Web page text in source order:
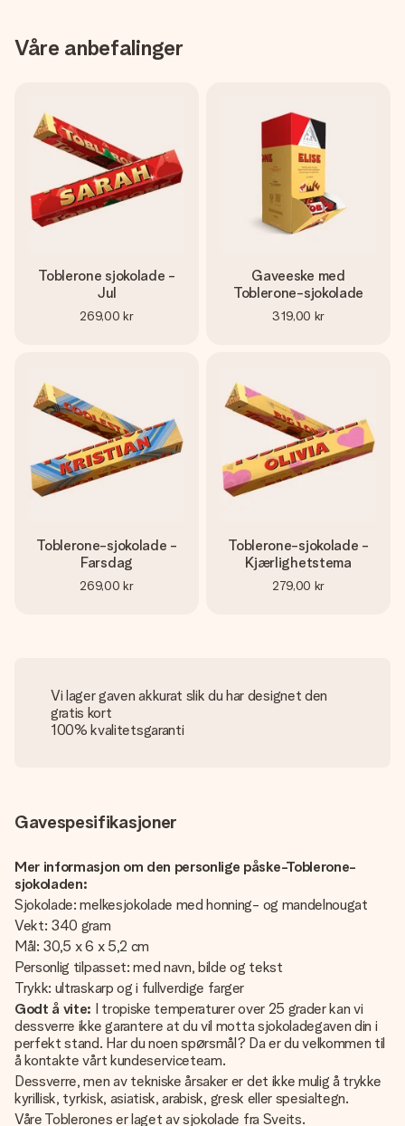
Våre anbefalinger
Toblerone sjokolade -
Jul
269,00 kr
Gaveeske med
Toblerone-sjokolade
319,00 kr
Toblerone-sjokolade -
Farsdag
269,00 kr
Toblerone-sjokolade -
Kjærlighetstema
279,00 kr
Vi lager gaven akkurat slik du har designet den
gratis kort
100% kvalitetsgaranti
Gavespesifikasjoner
Mer informasjon om den personlige påske-Toblerone-
sjokoladen:
Sjokolade: melkesjokolade med honning- og mandelnougat
Vekt: 340 gram
Mål: 30,5 x 6 x 5,2 cm
Personlig tilpasset: med navn, bilde og tekst
Trykk: ultraskarp og i fullverdige farger
Godt å vite: I tropiske temperaturer over 25 grader kan vi
dessverre ikke garantere at du vil motta sjokoladegaven din i
perfekt stand. Har du noen spørsmål? Da er du velkommen til
å kontakte vårt kundeserviceteam.
Dessverre, men av tekniske årsaker er det ikke mulig å trykke
kyrillisk, tyrkisk, asiatisk, arabisk, gresk eller spesialtegn.
Våre Toblerones er laget av sjokolade fra Sveits.